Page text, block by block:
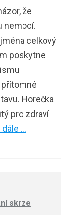
že
nemocí.
celkový
poskytne
přítomné
Horečka
pro zdraví
…
skrze